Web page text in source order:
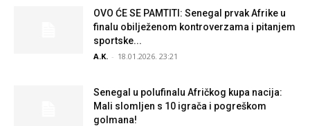
OVO ĆE SE PAMTITI: Senegal prvak Afrike u
finalu obilježenom kontroverzama i pitanjem
sportske...
A.K. - 18.01.2026. 23:21
Senegal u polufinalu Afričkog kupa nacija:
Mali slomljen s 10 igrača i pogreškom
golmana!